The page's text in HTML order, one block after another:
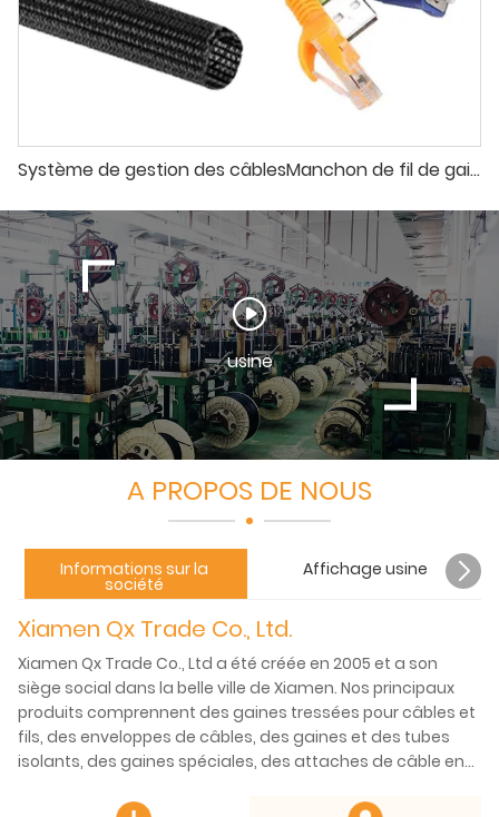
Système de gestion des câblesManchon de fil de gaine tressée fendue de 16 mm avec 1 bande auto-agrippante
usine
A PROPOS DE NOUS
Informations sur la
société
Affichage usine
Xiamen Qx Trade Co., Ltd.
Xiamen Qx Trade Co., Ltd a été créée en 2005 et a son
siège social dans la belle ville de Xiamen. Nos principaux
produits comprennent des gaines tressées pour câbles et
fils, des enveloppes de câbles, des gaines et des tubes
isolants, des gaines spéciales, des attaches de câble en
etc. de nos produits peuvent répondre aux normes ROHS,